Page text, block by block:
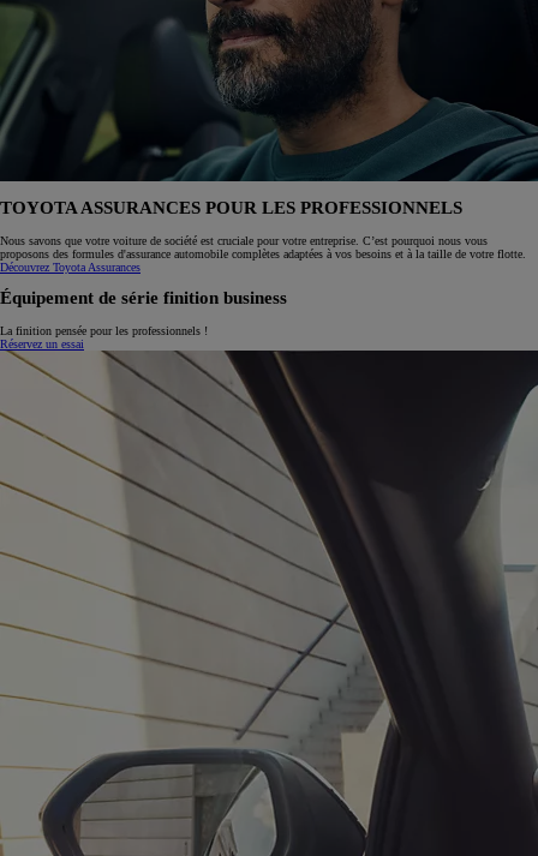
TOYOTA ASSURANCES POUR LES PROFESSIONNELS
Nous savons que votre voiture de société est cruciale pour votre entreprise. C’est pourquoi nous vous
proposons des formules d'assurance automobile complètes adaptées à vos besoins et à la taille de votre flotte.
Découvrez Toyota Assurances
Équipement de série finition business
La finition pensée pour les professionnels !
Réservez un essai